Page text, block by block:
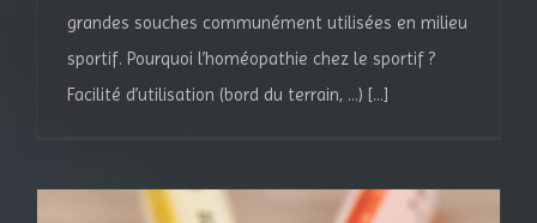
grandes souches communément utilisées en milieu
sportif. Pourquoi l’homéopathie chez le sportif ?
Facilité d’utilisation (bord du terrain, …) [...]